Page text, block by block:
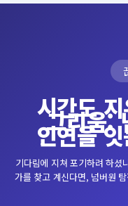
시간도
그리움:
인연을
기다림에 지쳐 포기하려 하셨
가를 찾고 계신다면, 넘버원